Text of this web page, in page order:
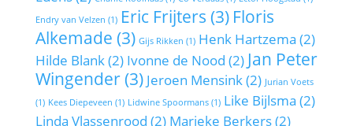
Endry van Velzen (1) Eric Frijters (3) Floris
Alkemade (3) Gijs Rikken (1) Henk Hartzema (2)
Hilde Blank(2) Ivonne de Nood (2) Jan Peter
Wingender(3) Jeroen Mensink(2) Jurian Voets
(1) Kees Diepeveen (1) Lidwine Spoormans(1) Like Bijlsma (2)
Linda Vlassenrood (2) Marieke Berkers(2)